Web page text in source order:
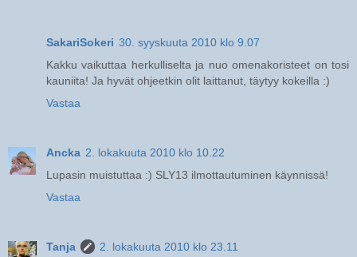
SakariSokeri 30. syyskuuta 2010 klo 9.07
Kakku vaikuttaa herkulliselta ja nuo omenakoristeet on tosi
kauniita! Ja hyvät ohjeetkin olit laittanut, täytyy kokeilla :)
Vastaa
Ancka 2. lokakuuta 2010 klo 10.22
Lupasin muistuttaa :) SLY13 ilmottautuminen käynnissä!
Vastaa
Tanja
2. lokakuuta 2010 klo 23.11